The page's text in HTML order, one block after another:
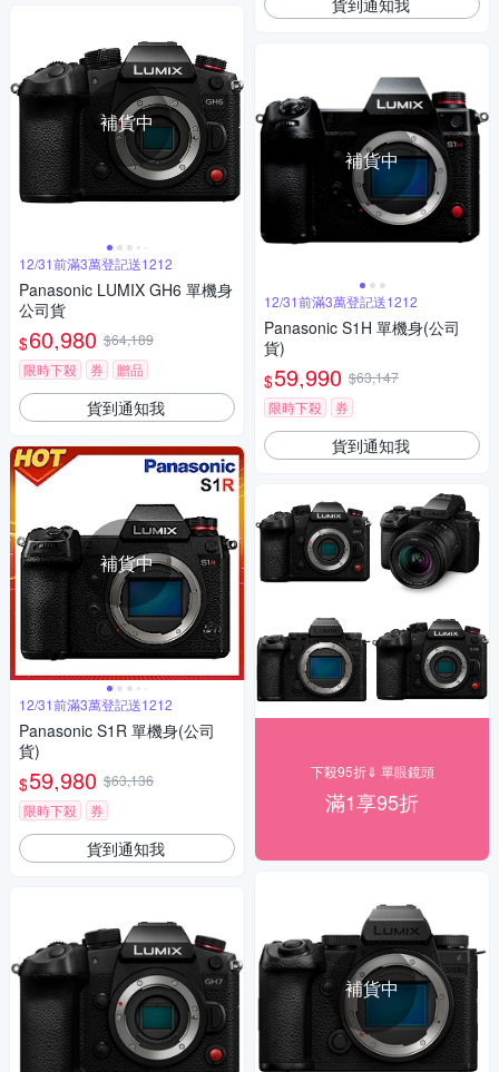
補貨中
12/31前滿3萬登記送1212
Panasonic LUMIX GH6 單機身
公司貨
$60,980 $64,189
限時下殺
券 贈品
貨到通知我
補貨中
12/31前滿3萬登記送1212
Panasonic S1R 單機身(公司
貨)
$59,980 $63,136
限時下殺
券
貨到通知我
補貨中
12/31前滿3萬登記送1212
Panasonic S1H 單機身(公司
貨)
$59,990 $63,147
限時下殺
券
貨到通知我
下殺95折⇓ 單眼鏡頭
滿1享95折
補貨中